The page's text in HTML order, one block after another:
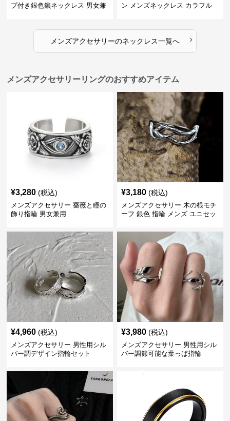
プ付き銀色鎖ネックレス 男女兼
ン メンズネックレス カラフル
メンズアクセサリーのネックレス一覧へ ›
メンズアクセサリーリングのおすすめアイテム
¥3,280 (税込)
メンズアクセサリー 薔薇と瞳の
飾り指輪 男女兼用
¥3,180 (税込)
メンズアクセサリー 木の根モチ
ーフ 銀色 指輪 メンズ ユニセッ
¥4,960 (税込)
メンズアクセサリー 男性用シル
バー調デザイン指輪セット
¥3,980 (税込)
メンズアクセサリー 男性用シル
バー調節可能な葉っぱ指輪